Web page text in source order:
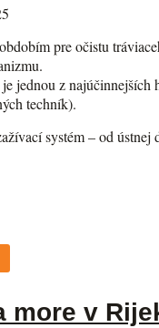
pre očistu
je jednou z najúčinnejších
techník).
systém – od ústnej
more v